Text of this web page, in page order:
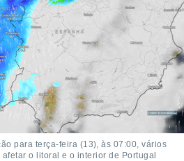
para terça-feira (13), às 07:00, vários
o litoral e o interior de Portugal